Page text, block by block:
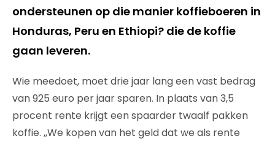
ondersteunen op die manier koffieboeren in
Honduras, Peru en Ethiopi? die de koffie
gaan leveren.
Wie meedoet, moet drie jaar lang een vast bedrag
van 925 euro per jaar sparen. In plaats van 3,5
procent rente krijgt een spaarder twaalf pakken
koffie. ,,We kopen van het geld dat we als rente